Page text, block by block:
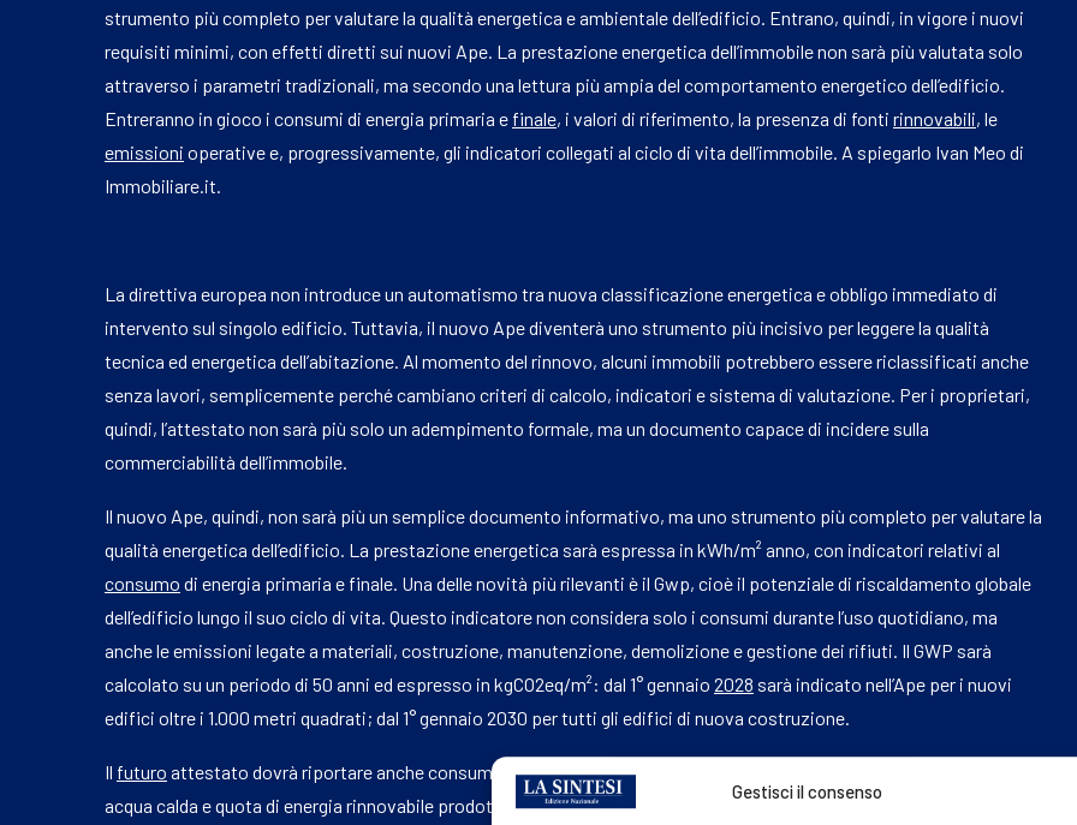
Gestisci il consenso
strumento più completo per valutare la qualità energetica e ambientale dell’edificio. Entrano, quindi, in vigore i nuovi
requisiti minimi, con effetti diretti sui nuovi Ape. La prestazione energetica dell’immobile non sarà più valutata solo
attraverso i parametri tradizionali, ma secondo una lettura più ampia del comportamento energetico dell’edificio.
Entreranno in gioco i consumi di energia primaria e finale, i valori di riferimento, la presenza di fonti rinnovabili, le
emissioni operative e, progressivamente, gli indicatori collegati al ciclo di vita dell’immobile. A spiegarlo Ivan Meo di
Immobiliare.it.
La direttiva europea non introduce un automatismo tra nuova classificazione energetica e obbligo immediato di
intervento sul singolo edificio. Tuttavia, il nuovo Ape diventerà uno strumento più incisivo per leggere la qualità
tecnica ed energetica dell’abitazione. Al momento del rinnovo, alcuni immobili potrebbero essere riclassificati anche
senza lavori, semplicemente perché cambiano criteri di calcolo, indicatori e sistema di valutazione. Per i proprietari,
quindi, l’attestato non sarà più solo un adempimento formale, ma un documento capace di incidere sulla
commerciabilità dell’immobile.
Il nuovo Ape, quindi, non sarà più un semplice documento informativo, ma uno strumento più completo per valutare la
qualità energetica dell’edificio. La prestazione energetica sarà espressa in kWh/m² anno, con indicatori relativi al
consumo di energia primaria e finale. Una delle novità più rilevanti è il Gwp, cioè il potenziale di riscaldamento globale
dell’edificio lungo il suo ciclo di vita. Questo indicatore non considera solo i consumi durante l’uso quotidiano, ma
anche le emissioni legate a materiali, costruzione, manutenzione, demolizione e gestione dei rifiuti. Il GWP sarà
calcolato su un periodo di 50 anni ed espresso in kgCO2eq/m²: dal 1° gennaio 2028 sarà indicato nell’Ape per i nuovi
edifici oltre i 1.000 metri quadrati; dal 1° gennaio 2030 per tutti gli edifici di nuova costruzione.
Il futuro attestato dovrà riportare anche consumi annui, fabbisogni per riscaldamento, raffrescamento, ventilazione,
acqua calda e quota di energia rinnovabile prodotta in loco. L’Ape continuerà a essere richiesto per nuove costruzioni,